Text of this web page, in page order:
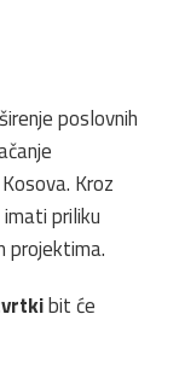
poslovnih
Kroz
priliku
projektima.
bit će